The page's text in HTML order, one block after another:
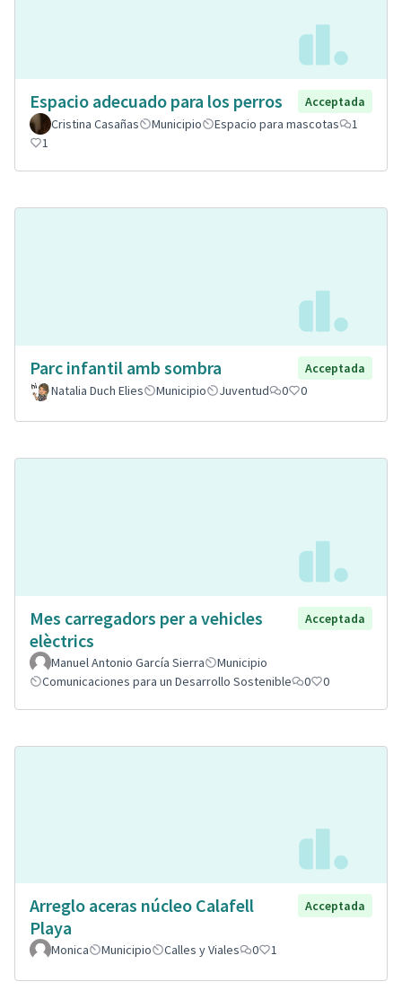
Espacio adecuado para los perros
Acceptada
Cristina Casañas
Municipio Espacio para mascotas
1
1
Parc infantil amb sombra
Acceptada
Natalia Duch Elies
Municipio Juventud 0 0
Mes carregadors per a vehicles
elèctrics
Acceptada
Manuel Antonio García Sierra
Municipio
Comunicaciones para un Desarrollo Sostenible
0 0
Arreglo aceras núcleo Calafell
Playa
Acceptada
Monica Municipio Calles y Viales 0 1